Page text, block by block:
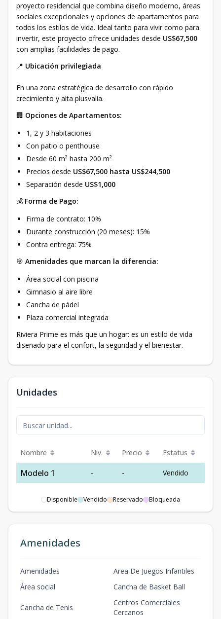
proyecto residencial que combina diseño moderno, áreas
sociales excepcionales y opciones de apartamentos para
todos los estilos de vida. Ideal tanto para vivir como para
invertir, este proyecto ofrece unidades desde US$67,500
con amplias facilidades de pago.
📍 Ubicación privilegiada
En una zona estratégica de desarrollo con rápido
crecimiento y alta plusvalía.
🏢 Opciones de Apartamentos:
1, 2 y 3 habitaciones
Con patio o penthouse
Desde 60 m² hasta 200 m²
Precios desde US$67,500 hasta US$244,500
Separación desde US$1,000
💰 Forma de Pago:
Firma de contrato: 10%
Durante construcción (20 meses): 15%
Contra entrega: 75%
🎯 Amenidades que marcan la diferencia:
Área social con piscina
Gimnasio al aire libre
Cancha de pádel
Plaza comercial integrada
Riviera Prime es más que un hogar: es un estilo de vida
diseñado para el confort, la seguridad y el bienestar.
Unidades
Nombre Niv. Precio Estatus
Modelo 1 - - Vendido
Disponible Vendido Reservado Bloqueada
Amenidades
Amenidades
Area De Juegos Infantiles
Área social
Cancha de Basket Ball
Cancha de Tenis
Centros Comerciales
Cercanos